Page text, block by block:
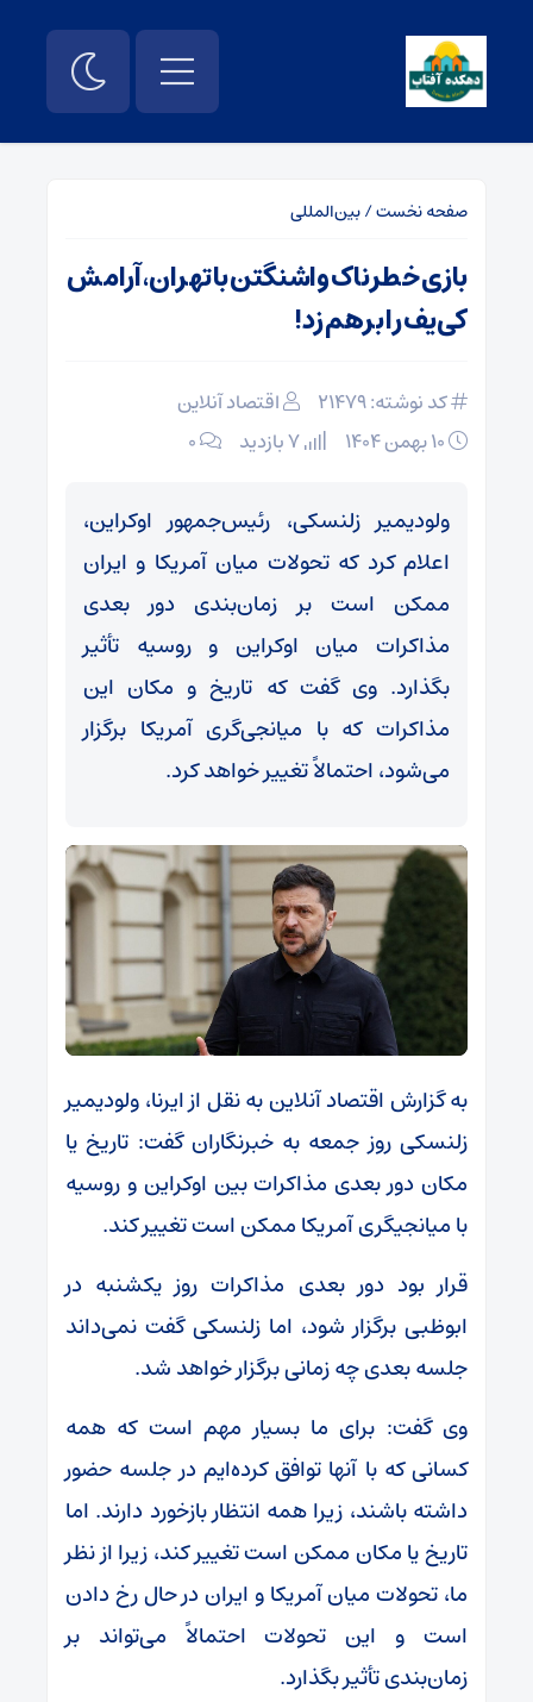
صفحه نخست/بین‌المللی
بازی خطرناک واشنگتن با تهران، آرامش
کی‌یف را برهم زد!
کد نوشته: 21479
اقتصاد آنلاین
۰
ولودیمیر زلنسکی، رئیس‌جمهور اوکراین،
اعلام کرد که تحولات میان آمریکا و ایران
ممکن است بر زمان‌بندی دور بعدی
مذاکرات میان اوکراین و روسیه تأثیر
بگذارد. وی گفت که تاریخ و مکان این
مذاکرات که با میانجی‌گری آمریکا برگزار
می‌شود، احتمالاً تغییر خواهد کرد.
به گزارش اقتصاد آنلاین به نقل از ایرنا، ولودیمیر
زلنسکی روز جمعه به خبرنگاران گفت: تاریخ یا
مکان دور بعدی مذاکرات بین اوکراین و روسیه
با میانجیگری آمریکا ممکن است تغییر کند.
قرار بود دور بعدی مذاکرات روز یکشنبه در
ابوظبی برگزار شود، اما زلنسکی گفت نمی‌داند
جلسه بعدی چه زمانی برگزار خواهد شد.
وی گفت: برای ما بسیار مهم است که همه
کسانی که با آنها توافق کرده‌ایم در جلسه حضور
داشته باشند، زیرا همه انتظار بازخورد دارند. اما
تاریخ یا مکان ممکن است تغییر کند، زیرا از نظر
ما، تحولات میان آمریکا و ایران در حال رخ دادن
است و این تحولات احتمالاً می‌تواند بر
زمان‌بندی تأثیر بگذارد.